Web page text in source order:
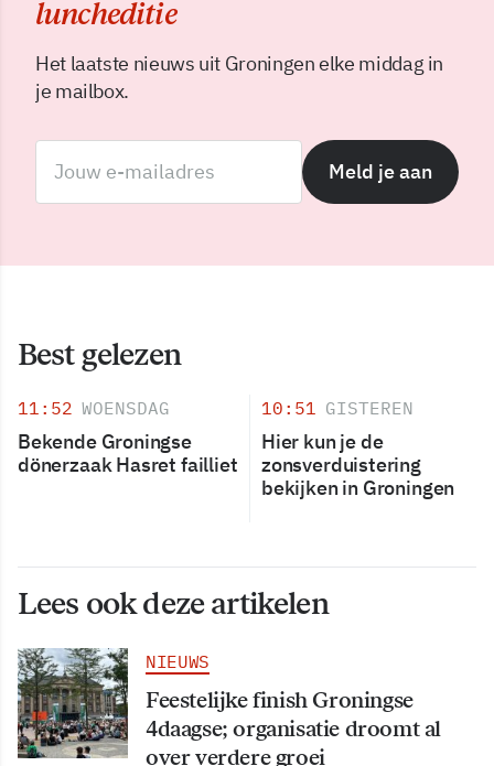
luncheditie
Het laatste nieuws uit Groningen elke middag in
je mailbox.
Meld je aan
Best gelezen
11:52 WOENSDAG
Bekende Groningse
dönerzaak Hasret failliet
10:51 GISTEREN
Hier kun je de
zonsverduistering
bekijken in Groningen
Lees ook deze artikelen
NIEUWS
Feestelijke finish Groningse
4daagse; organisatie droomt al
over verdere groei